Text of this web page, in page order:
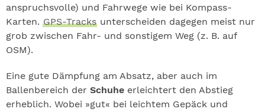
anspruchsvolle) und Fahrwege wie bei Kompass-
Karten. GPS-Tracks unterscheiden dagegen meist nur
grob zwischen Fahr- und sonstigem Weg (z. B. auf
OSM).
Eine gute Dämpfung am Absatz, aber auch im
Ballenbereich der Schuhe erleichtert den Abstieg
erheblich. Wobei »gut« bei leichtem Gepäck und